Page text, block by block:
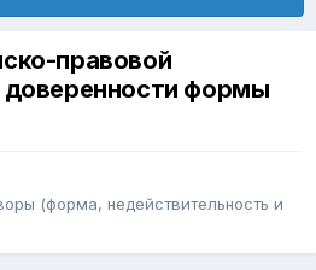
правовой
доверенности формы
(форма, недействительность и